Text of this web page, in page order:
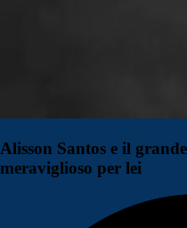
Alisson Santos e il
meraviglioso per lei